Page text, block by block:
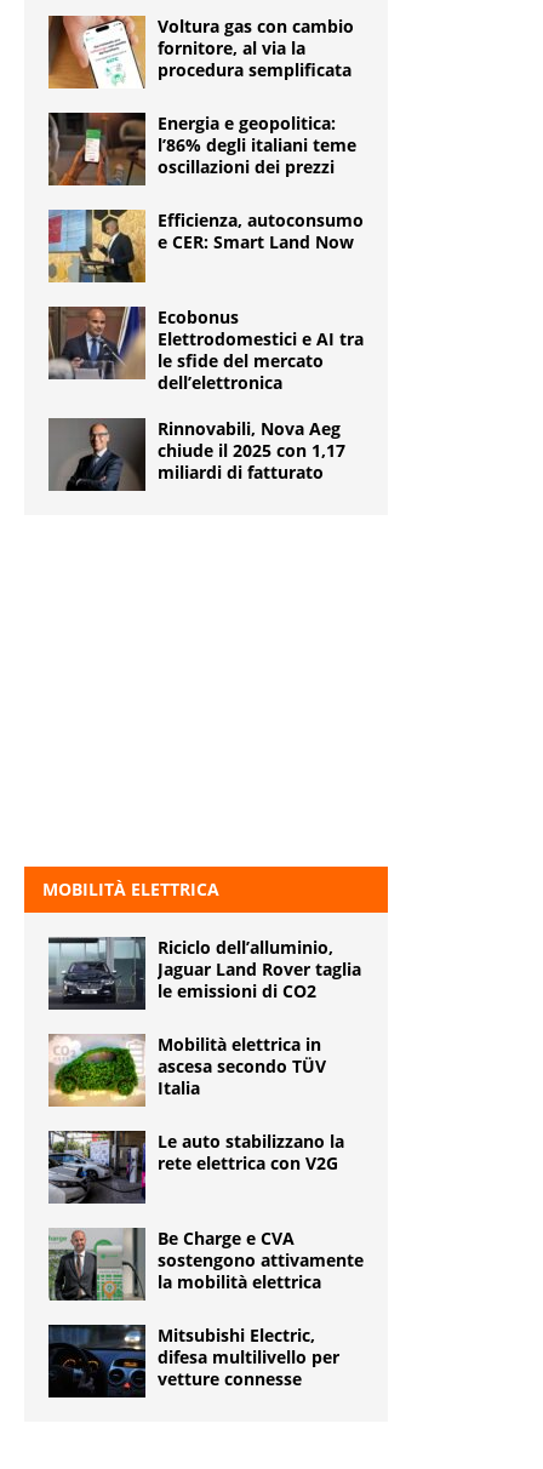
Voltura gas con cambio
fornitore, al via la
procedura semplificata
Energia e geopolitica:
l’86% degli italiani teme
oscillazioni dei prezzi
Efficienza, autoconsumo
e CER: Smart Land Now
Ecobonus
Elettrodomestici e AI tra
le sfide del mercato
dell’elettronica
Rinnovabili, Nova Aeg
chiude il 2025 con 1,17
miliardi di fatturato
MOBILITÀ ELETTRICA
Riciclo dell’alluminio,
Jaguar Land Rover taglia
le emissioni di CO2
Mobilità elettrica in
ascesa secondo TÜV
Italia
Le auto stabilizzano la
rete elettrica con V2G
Be Charge e CVA
sostengono attivamente
la mobilità elettrica
Mitsubishi Electric,
difesa multilivello per
vetture connesse